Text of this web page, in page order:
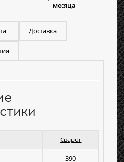
месяца
Доставка
Сварог
390